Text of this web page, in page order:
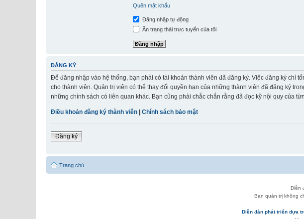
Quên mật khẩu
Đăng nhập tự động
Ẩn trạng thái trực tuyến của tôi
ĐĂNG KÝ
Để đăng nhập vào hệ thống, bạn phải có tài khoản thành viên đã đăng ký. Việc đăng ký chỉ
cho thành viên. Quản trị viên có thể thay đổi quyền hạn của những thành viên đã đăng ký
những chính sách có liên quan khác. Bạn cũng phải chắc chắn rằng đã đọc kỹ nội quy của
Điều khoản đăng ký thành viên Chính sách bảo mật
Đăng ký
Trang chủ
Diễn
Ban quản trị không
Diễn đàn phát triển dựa